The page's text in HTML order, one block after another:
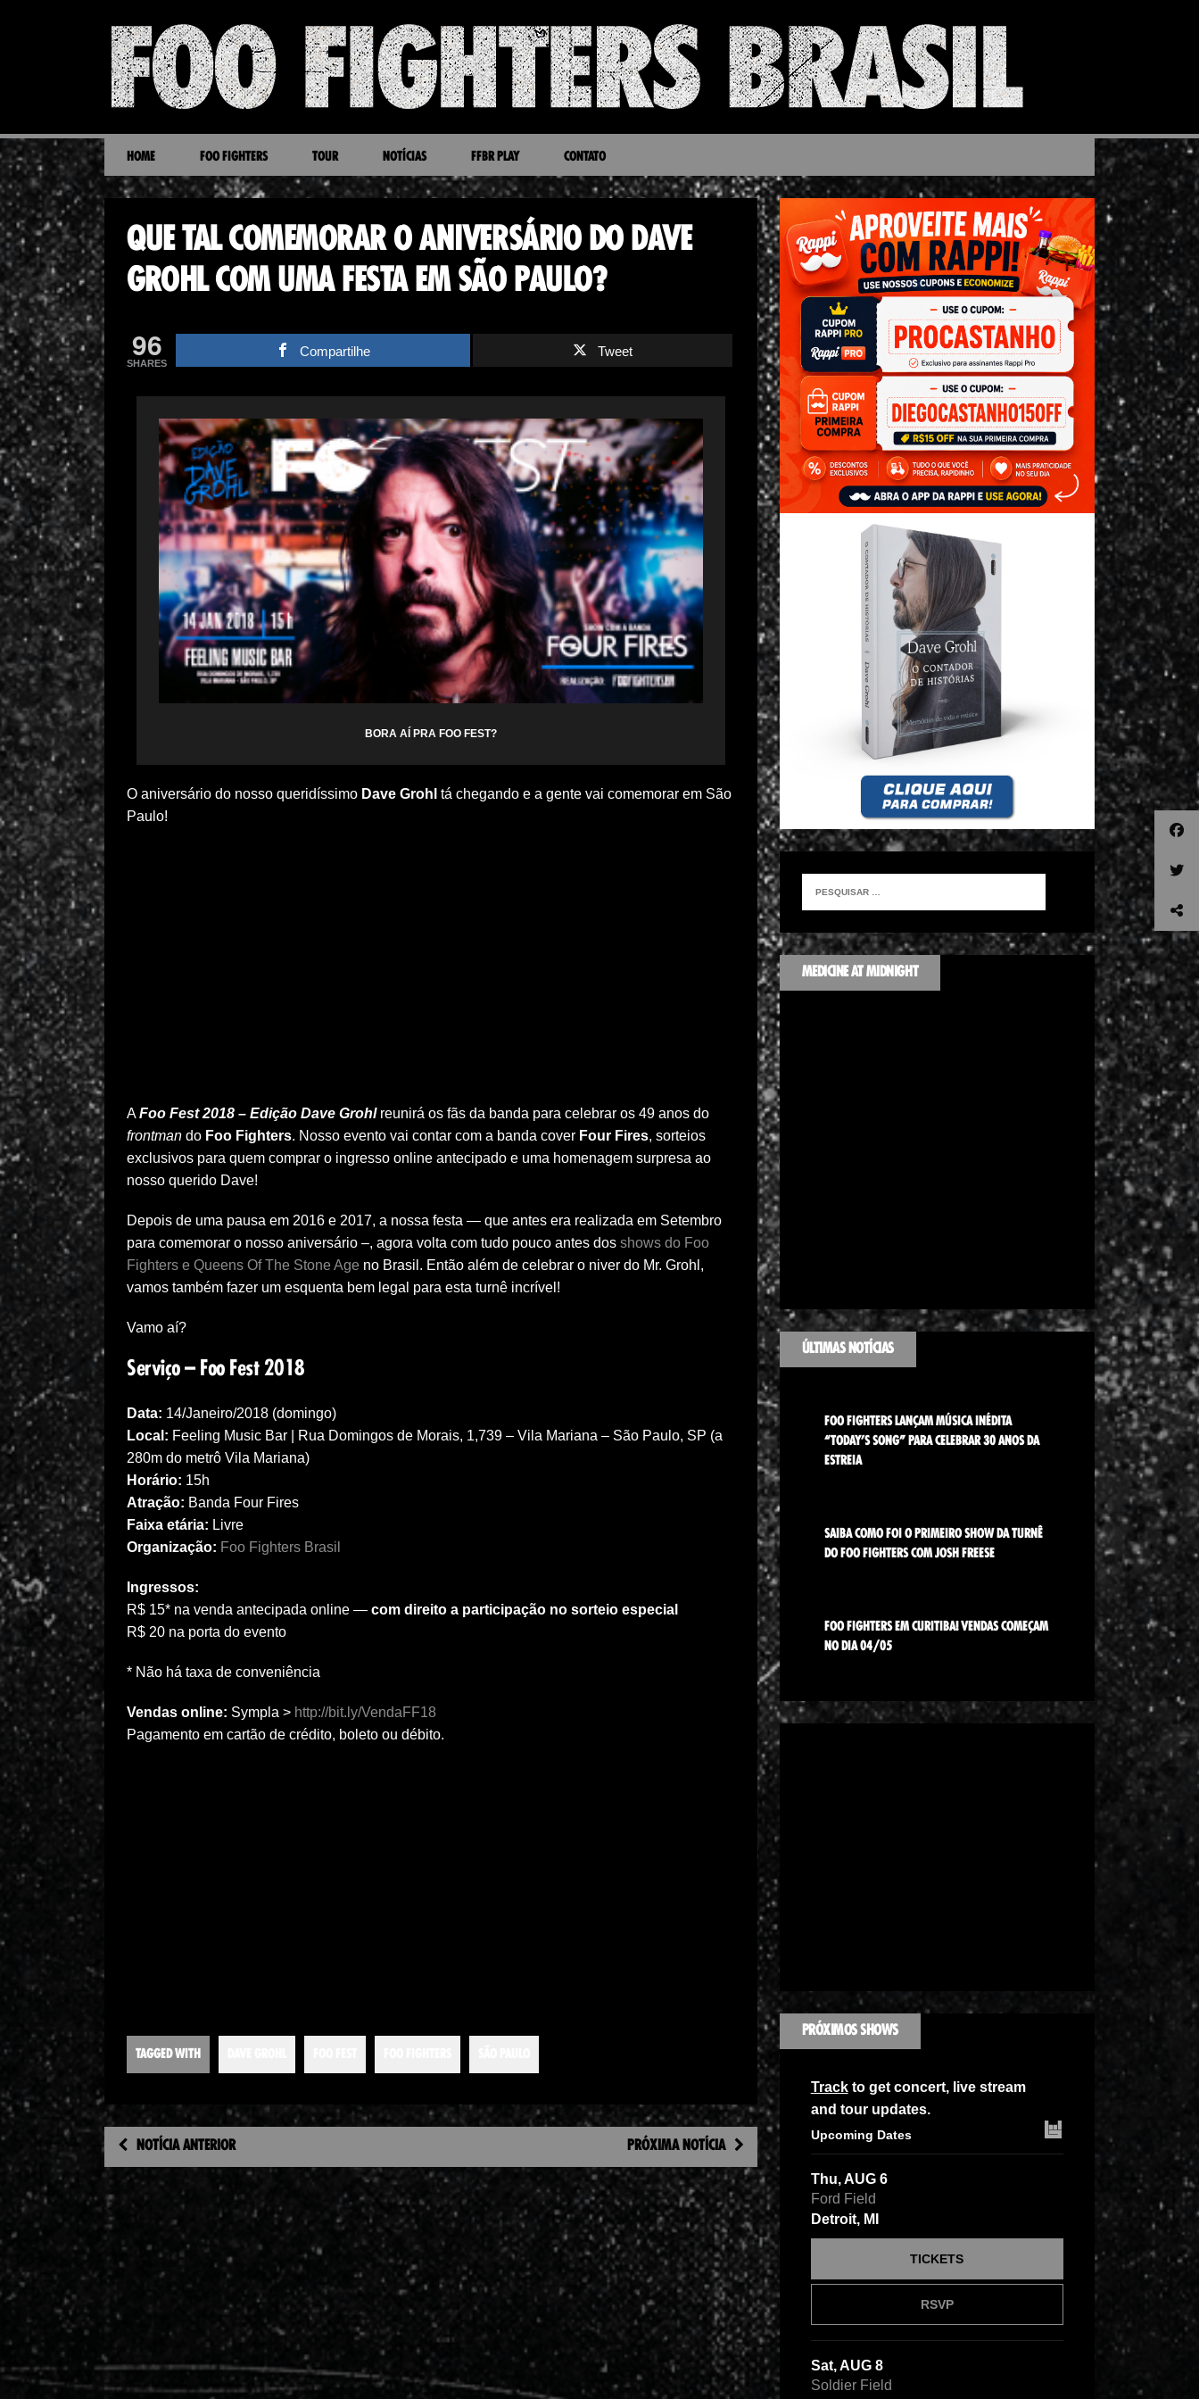
HOME FOO FIGHTERS TOUR NOTÍCIAS FFBR PLAY CONTATO
QUE TAL COMEMORAR O ANIVERSÁRIO DO DAVE
GROHL COM UMA FESTA EM SÃO PAULO?
96
SHARES
Compartilhe Tweet
BORA AÍ PRA FOO FEST?
O aniversário do nosso queridíssimo Dave Grohl tá chegando e a gente vai comemorar em São
Paulo!
AFoo Fest 2018 – Edição Dave Grohlreunirá os fãs da banda para celebrar os 49 anos do
frontman do Foo Fighters. Nosso evento vai contar com a banda cover Four Fires, sorteios
exclusivos para quem comprar o ingresso online antecipado e uma homenagem surpresa ao
nosso querido Dave!
Depois de uma pausa em 2016 e 2017, a nossa festa — que antes era realizada em Setembro
para comemorar o nosso aniversário –, agora volta com tudo pouco antes dos shows do Foo
Fighters e Queens Of The Stone Age no Brasil. Então além de celebrar o niver do Mr. Grohl,
vamos também fazer um esquenta bem legal para esta turnê incrível!
Vamo aí?
Serviço – Foo Fest 2018
Data: 14/Janeiro/2018 (domingo)
Local: Feeling Music Bar | Rua Domingos de Morais, 1,739 – Vila Mariana – São Paulo, SP (a
280m do metrô Vila Mariana)
Horário: 15h
Atração: Banda Four Fires
Faixa etária: Livre
Organização: Foo Fighters Brasil
Ingressos:
R$ 15* na venda antecipada online — com direito a participação no sorteio especial
R$ 20 na porta do evento
* Não há taxa de conveniência
Vendas online: Sympla > http://bit.ly/VendaFF18
Pagamento em cartão de crédito, boleto ou débito.
TAGGED WITH
NOTÍCIA ANTERIOR PRÓXIMA NOTÍCIA
MEDICINE AT MIDNIGHT
ÚLTIMAS NOTÍCIAS
FOO FIGHTERS LANÇAM MÚSICA INÉDITA
“TODAY’S SONG” PARA CELEBRAR 30 ANOS DA
ESTREIA
SAIBA COMO FOI O PRIMEIRO SHOW DA TURNÊ
DO FOO FIGHTERS COM JOSH FREESE
FOO FIGHTERS EM CURITIBA! VENDAS COMEÇAM
NO DIA 04/05
PRÓXIMOS SHOWS
Trackto get concert, live stream
and tour updates.
Upcoming Dates
Thu, AUG 6
Ford Field
Detroit, MI
RSVP
TICKETS
Sat, AUG 8
Soldier Field